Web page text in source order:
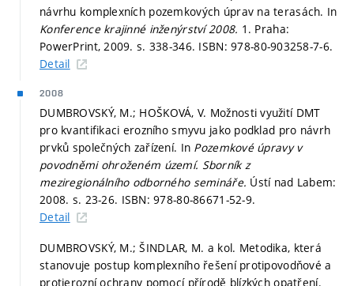
návrhu komplexních pozemkových úprav na terasách. In
Konference krajinné inženýrství 2008. 1. Praha:
PowerPrint, 2009.s. 338-346. ISBN: 978-80-903258-7-6.
Detail
2008
DUMBROVSKÝ, M.; HOŠKOVÁ, V. Možnosti využití DMT
pro kvantifikaci erozního smyvu jako podklad pro návrh
prvků společných zařízení. In Pozemkové úpravy v
povodněmi ohroženém území. Sborník z
meziregionálního odborného semináře. Ústí nad Labem:
2008. s. 23-26. ISBN: 978-80-86671-52-9.
Detail
DUMBROVSKÝ, M.; ŠINDLAR, M. a kol. Metodika, která
stanovuje postup komplexního řešení protipovodňové a
protierozní ochrany pomocí přírodě blízkých opatření.